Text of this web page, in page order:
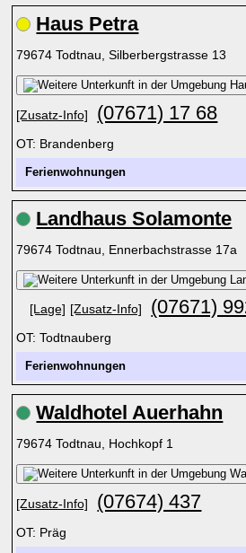
Haus Petra
79674 Todtnau, Silberbergstrasse 13
[Zusatz-Info] (07671) 17 68
OT: Brandenberg
Ferienwohnungen
Landhaus Solamonte
79674 Todtnau, Ennerbachstrasse 17a
[Lage] [Zusatz-Info] (07671)
OT: Todtnauberg
Ferienwohnungen
Waldhotel Auerhahn
79674 Todtnau, Hochkopf 1
[Zusatz-Info] (07674) 437
OT: Präg